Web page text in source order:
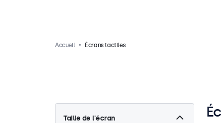
Accueil Écrans tactiles
Taille de l'écran